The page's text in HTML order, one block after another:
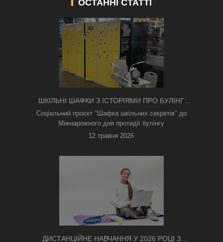
ОСТАННІ СТАТТІ
ШКІЛЬНІ ШАФКИ З ІСТОРІЯМИ ПРО БУЛІНГ
З'ЯВИЛИСЯ В КИЄВІ
Соціальний проєкт "Шафка шкільних секретів" до
Міжнарожного дня протидії булінгу
12 травня 2026
ДИСТАНЦІЙНЕ НАВЧАННЯ У 2026 РОЦІ З